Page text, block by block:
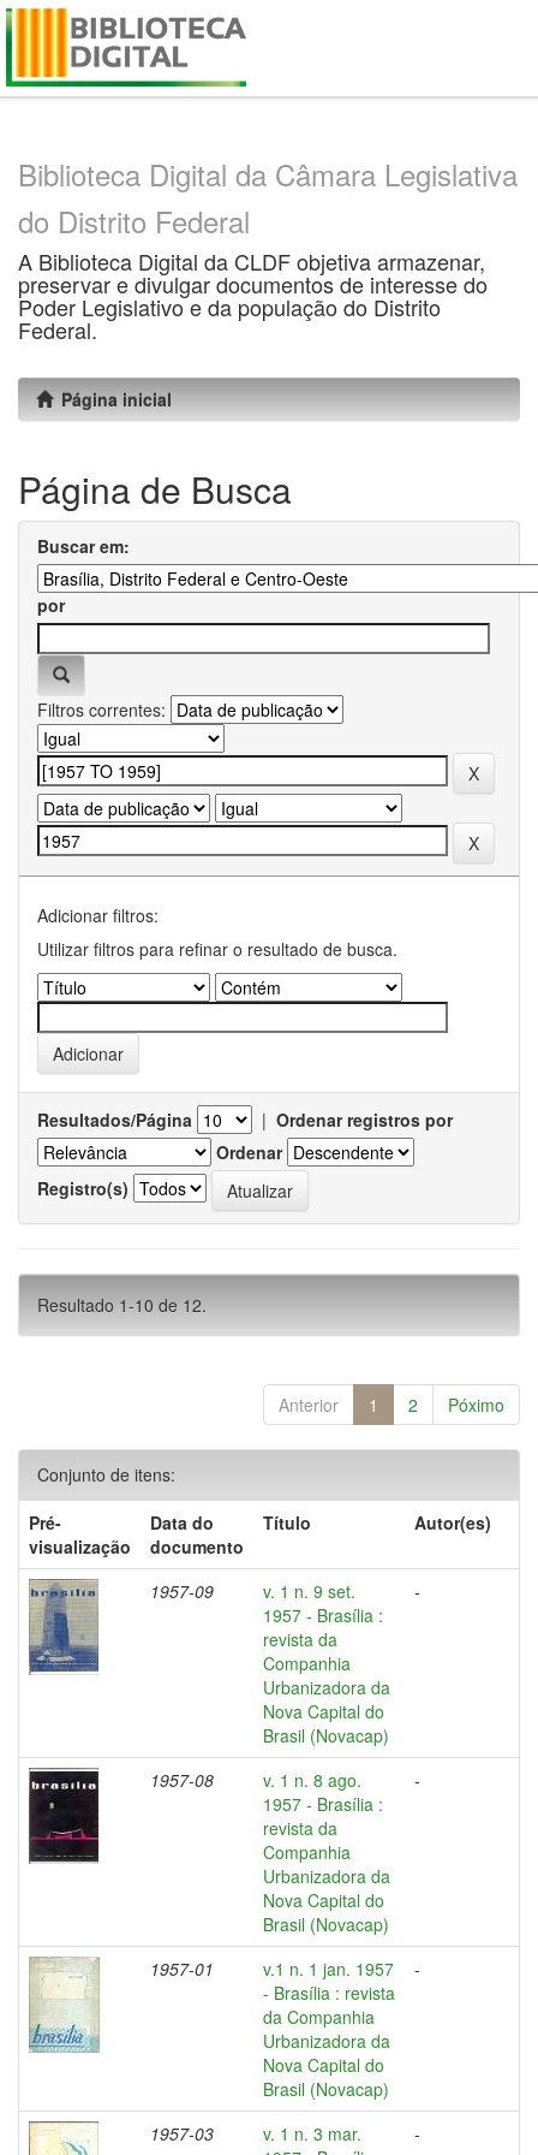
Skip
Biblioteca Digital da Câmara Legislativa
do Distrito Federal
A Biblioteca Digital da CLDF objetiva armazenar,
preservar e divulgar documentos de interesse do
Poder Legislativo e da população do Distrito
Federal.
Página inicial
Página de Busca
Buscar em:
por
Filtros correntes:
Adicionar filtros:
Utilizar filtros para refinar o resultado de busca.
Resultados/Página | Ordenar registros por
Ordenar
Registro(s)
Resultado 1-10 de 12.
Anterior 1 2 Póximo
Conjunto de itens:
Pré-
visualização
Data do
documento
Título Autor(es)
1957-09
v. 1 n. 9 set.
1957 - Brasília :
revista da
Companhia
Urbanizadora da
Nova Capital do
Brasil (Novacap)
-
1957-08
v. 1 n. 8 ago.
1957 - Brasília :
revista da
Companhia
Urbanizadora da
Nova Capital do
Brasil (Novacap)
-
1957-01
v.1 n. 1 jan. 1957
- Brasília : revista
da Companhia
Urbanizadora da
Nova Capital do
Brasil (Novacap)
-
1957-03
v. 1 n. 3 mar.
-